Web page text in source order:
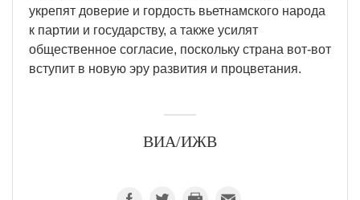
укрепят доверие и гордость вьетнамского народа
к партии и государству, а также усилят
общественное согласие, поскольку страна вот-вот
вступит в новую эру развития и процветания.
ВИА/ИЖВ